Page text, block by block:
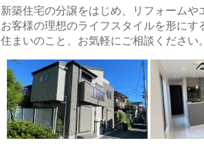
新築住宅の分譲をはじめ、リフォームや
お客様の理想のライフスタイルを形にす
住まいのこと、お気軽にご相談ください。